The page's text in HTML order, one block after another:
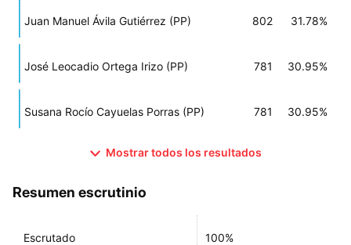
Juan Manuel Ávila Gutiérrez (PP) 802 31.78%
José Leocadio Ortega Irizo (PP) 781 30.95%
Susana Rocío Cayuelas Porras (PP) 781 30.95%
Mostrar todos los resultados
Resumen escrutinio
Escrutado 100%